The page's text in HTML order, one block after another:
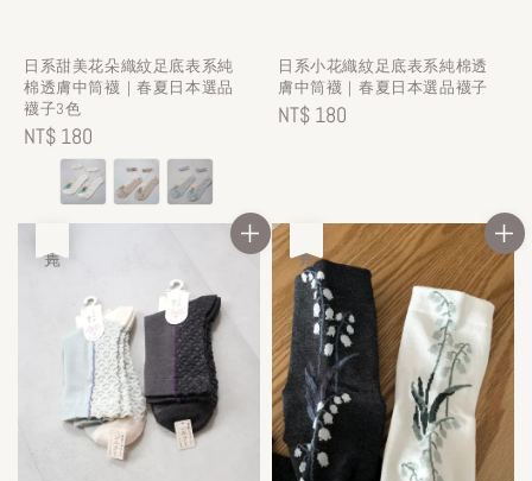
日系甜美花朵織紋足底表系純
棉透膚中筒襪｜春夏日本選品
襪子3色
Regular
price
NT$ 180
日系小花織紋足底表系純棉透
膚中筒襪｜春夏日本選品襪子
Regular
NT$ 180